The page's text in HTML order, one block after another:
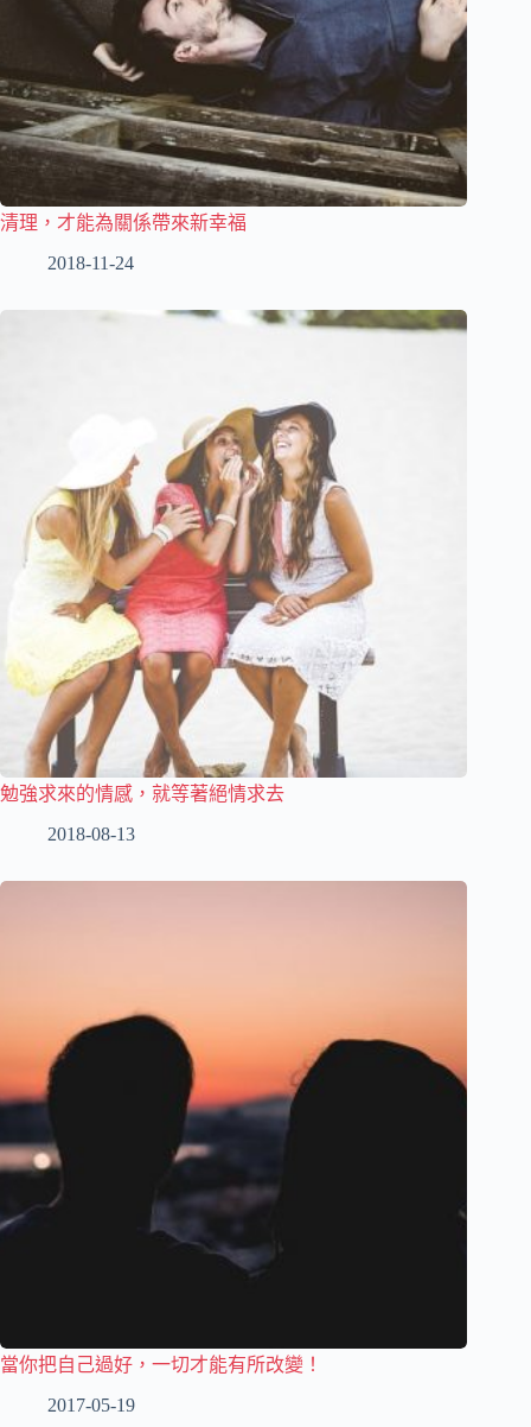
清理，才能為關係帶來新幸福
2018-11-24
勉強求來的情感，就等著絕情求去
2018-08-13
當你把自己過好，一切才能有所改變！
2017-05-19